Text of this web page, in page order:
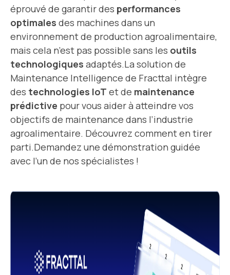
éprouvé de garantir des performances
optimales des machines dans un
environnement de production agroalimentaire,
mais cela n’est pas possible sans les outils
technologiques adaptés.La solution de
Maintenance Intelligence de Fracttal intègre
des technologies IoT et de maintenance
prédictive pour vous aider à atteindre vos
objectifs de maintenance dans l’industrie
agroalimentaire. Découvrez comment en tirer
parti.Demandez une démonstration guidée
avec l’un de nos spécialistes !